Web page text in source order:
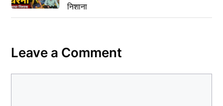
निशाना
Leave a Comment